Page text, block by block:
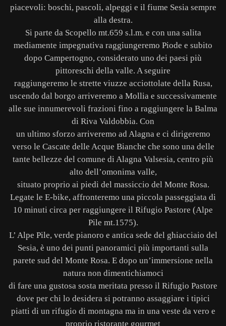
piacevoli: boschi, pascoli, alpeggi e il fiume Sesia sempre
alla destra.
Si parte da Scopello mt.659 s.l.m. e con una salita
mediamente impegnativa raggiungeremo Piode e subito
dopo Campertogno, considerato uno dei paesi più
pittoreschi della valle. A seguire
raggiungeremo le strette viuzze acciottolate della Rusa,
uscendo dal borgo arriveremo a Mollia e successivamente
alle sue innumerevoli frazioni fino a raggiungere la Balma
di Riva Valdobbia. Con
un ultimo sforzo arriveremo ad Alagna e ci dirigeremo
verso le Cascate delle Acque Bianche che sono una delle
tante bellezze del comune di Alagna Valsesia, centro più
alto dell’omonima valle,
situato proprio ai piedi del massiccio del Monte Rosa.
Legate le E-bike, affronteremo una piccola passeggiata di
10 minuti circa per raggiungere il Rifugio Pastore (Alpe
Pile mt.1575).
L’ Alpe Pile, verde pianoro e antica sede del ghiacciaio del
Sesia, è uno dei punti panoramici più importanti sulla
parete sud del Monte Rosa. E dopo un’immersione nella
natura non dimentichiamoci
di fare una gustosa sosta meritata presso il Rifugio Pastore
dove per chi lo desidera si potranno assaggiare i tipici
piatti di un rifugio di montagna ma in una veste da vero e
proprio ristorante gourmet